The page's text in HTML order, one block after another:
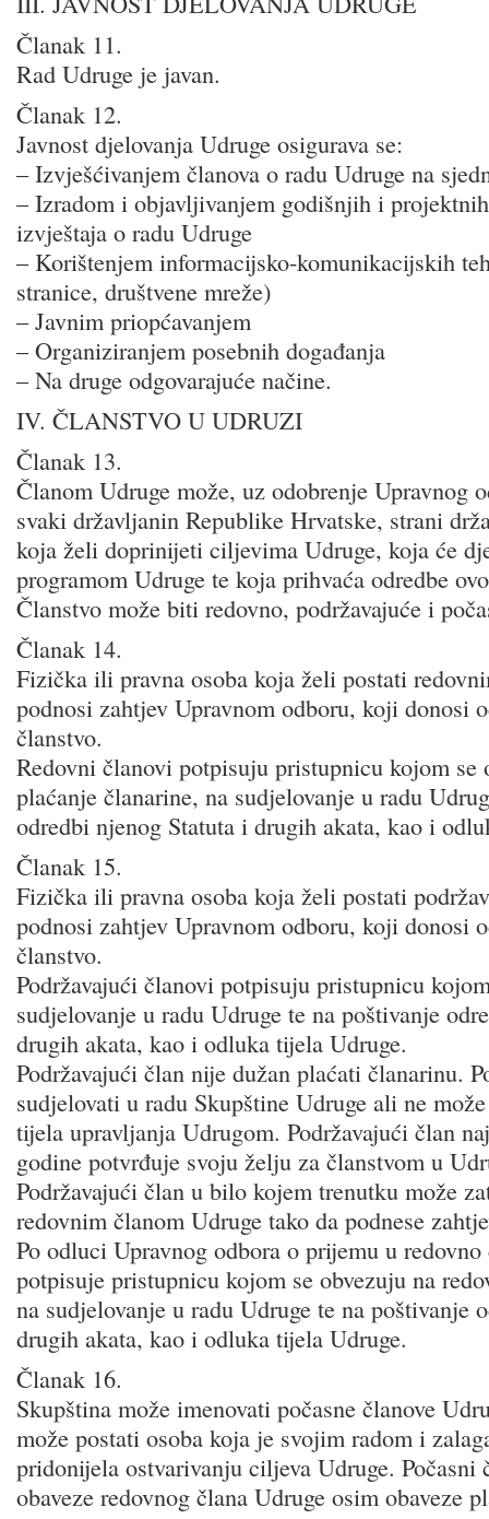
Članak 11.
Rad Udruge je javan.
Članak 12.
Javnost djelovanja Udruge osigurava se:
– Izvješćivanjem članova o radu Udruge na
– Izradom i objavljivanjem godišnjih i
izvještaja o radu Udruge
– Korištenjem informacijsko-komunikacijskih
stranice, društvene mreže)
– Javnim priopćavanjem
– Organiziranjem posebnih događanja
– Na druge odgovarajuće načine.
IV. ČLANSTVO U UDRUZI
Članak 13.
Članom Udruge može, uz odobrenje Upravnog
svaki državljanin Republike Hrvatske, strani
koja želi doprinijeti ciljevima Udruge, koja će
programom Udruge te koja prihvaća odredbe
Članstvo može biti redovno, podržavajuće i
Članak 14.
Fizička ili pravna osoba koja želi postati
podnosi zahtjev Upravnom odboru, koji donosi
članstvo.
Redovni članovi potpisuju pristupnicu kojom se
plaćanje članarine, na sudjelovanje u radu
odredbi njenog Statuta i drugih akata, kao i
Članak 15.
Fizička ili pravna osoba koja želi postati
podnosi zahtjev Upravnom odboru, koji donosi
članstvo.
Podržavajući članovi potpisuju pristupnicu
sudjelovanje u radu Udruge te na poštivanje
drugih akata, kao i odluka tijela Udruge.
Podržavajući član nije dužan plaćati članarinu.
sudjelovati u radu Skupštine Udruge ali ne
tijela upravljanja Udrugom. Podržavajući član
godine potvrđuje svoju želju za članstvom u
Podržavajući član u bilo kojem trenutku može
redovnim članom Udruge tako da podnese
Po odluci Upravnog odbora o prijemu u
potpisuje pristupnicu kojom se obvezuju na
na sudjelovanje u radu Udruge te na poštivanje
drugih akata, kao i odluka tijela Udruge.
Članak 16.
Skupština može imenovati počasne članove
može postati osoba koja je svojim radom i
pridonijela ostvarivanju ciljeva Udruge. Počasni
obaveze redovnog člana Udruge osim obaveze